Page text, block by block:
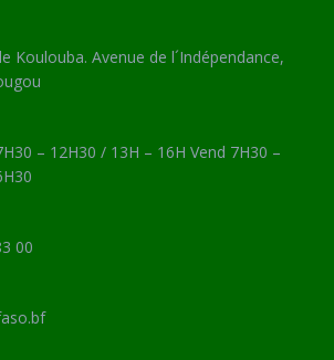
Koulouba. Avenue de l´Indépendance,
– 12H30 / 13H – 16H Vend 7H30 –
00